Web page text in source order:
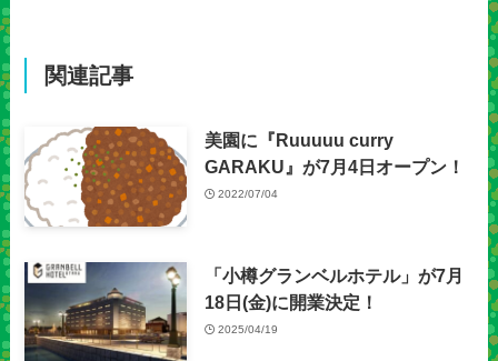
関連記事
美園に『Ruuuuu curry
GARAKU』が7月4日オープン！
2022/07/04
「小樽グランベルホテル」が7月
18日(金)に開業決定！
2025/04/19